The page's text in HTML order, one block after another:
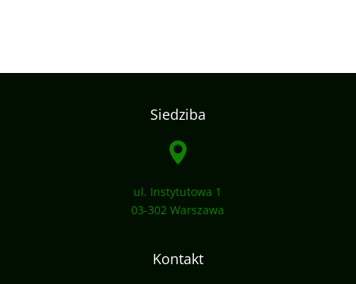
Siedziba
ul. Instytutowa 1
03-302 Warszawa
Kontakt